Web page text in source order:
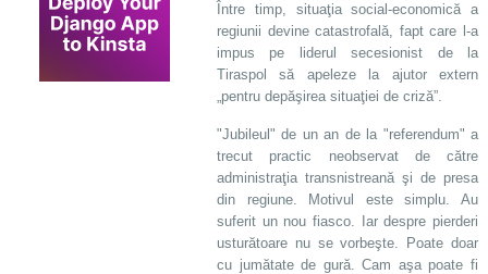
Între timp, situaţia social-economică a
regiunii devine catastrofală, fapt care l-a
impus pe liderul secesionist de la
Tiraspol să apeleze la ajutor extern
„pentru depăşirea situaţiei de criză”.
"Jubileul" de un an de la "referendum" a
trecut practic neobservat de către
administraţia transnistreană şi de presa
din regiune. Motivul este simplu. Au
suferit un nou fiasco. Iar despre pierderi
usturătoare nu se vorbeşte. Poate doar
cu jumătate de gură. Cam aşa poate fi